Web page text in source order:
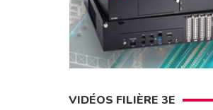
VIDÉOS FILIÈRE 3E